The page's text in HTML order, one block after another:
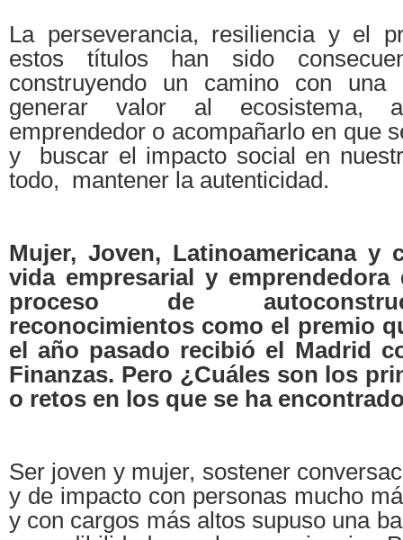
La perseverancia, resiliencia y el
estos títulos han sido
construyendo un camino con una
generar valor al ecosistema,
emprendedor o acompañarlo en que
y buscar el impacto social en
todo, mantener la autenticidad.
Mujer, Joven, Latinoamericana y
vida empresarial y
proceso de
reconocimientos como el premio
el año pasado recibió el Madrid
Finanzas. Pero ¿Cuáles son los
o retos en los que se ha
Ser joven y mujer, sostener
y de impacto con personas mucho
y con cargos más altos supuso una